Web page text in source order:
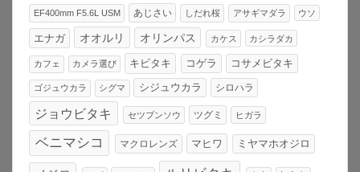
EF400mm F5.6L USM あじさい しだれ桜 アサギマダラ ウソ
エナガ オオルリ オリンパス カケス カシラダカ
カフェ カメラ選び キビタキ コゲラ コサメビタキ
ゴジュウカラ シグマ シジュウカラ シロハラ
ジョウビタキ セツブンソウ ツグミ ヒガラ
ベニマシコ マクロレンズ マヒワ ミヤマホオジロ